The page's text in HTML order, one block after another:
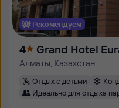
Рекомендуем
4 Grand Hotel
Алматы, Казахстан
Отдых с детьми
Идеально для отдыха